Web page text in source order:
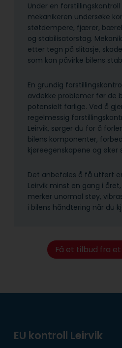
Under en forstillingskontroll
mekanikeren undersøke
støtdempere, fjærer,
og stabilisatorstag.
etter tegn på slitasje,
som kan påvirke bilens
En grundig
avdekke problemer før de
potensielt farlige. Ved å
regelmessig
Leirvik, sørger du for å
bilens komponenter,
kjøreegenskapene og øker
Det anbefales å få utført
Leirvik minst en gang i
merker unormal støy,
i bilens håndtering når du
Få et tilbud fra
EU kontroll Leirvik